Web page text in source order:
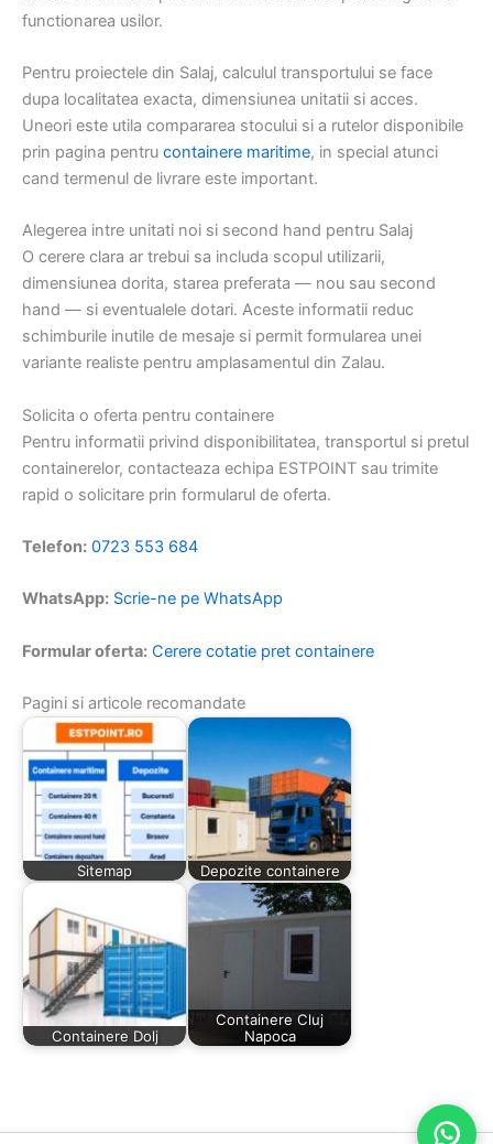
functionarea usilor.
Pentru proiectele din Salaj, calculul transportului se face
dupa localitatea exacta, dimensiunea unitatii si acces.
Uneori este utila compararea stocului si a rutelor disponibile
prin pagina pentru containere maritime, in special atunci
cand termenul de livrare este important.
Alegerea intre unitati noi si second hand pentru Salaj
O cerere clara ar trebui sa includa scopul utilizarii,
dimensiunea dorita, starea preferata — nou sau second
hand — si eventualele dotari. Aceste informatii reduc
schimburile inutile de mesaje si permit formularea unei
variante realiste pentru amplasamentul din Zalau.
Solicita o oferta pentru containere
Pentru informatii privind disponibilitatea, transportul si pretul
containerelor, contacteaza echipa ESTPOINT sau trimite
rapid o solicitare prin formularul de oferta.
Telefon: 0723 553 684
WhatsApp: Scrie-ne pe WhatsApp
Formular oferta: Cerere cotatie pret containere
Pagini si articole recomandate
Sitemap Depozite containere
Containere Dolj
Containere Cluj
Napoca